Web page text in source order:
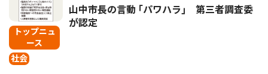
トップニュ
ース
社会
山中市長の言動 ｢パワハラ｣ 第三者調査委
が認定